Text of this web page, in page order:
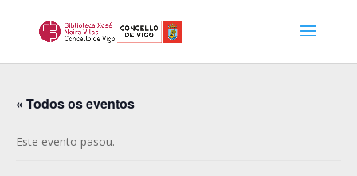
« Todos os eventos
Este evento pasou.